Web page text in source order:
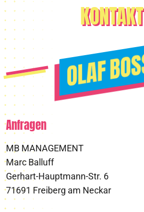
KONTAKT
Anfragen
MB MANAGEMENT
Marc Balluff
Gerhart-Hauptmann-Str. 6
71691 Freiberg am Neckar